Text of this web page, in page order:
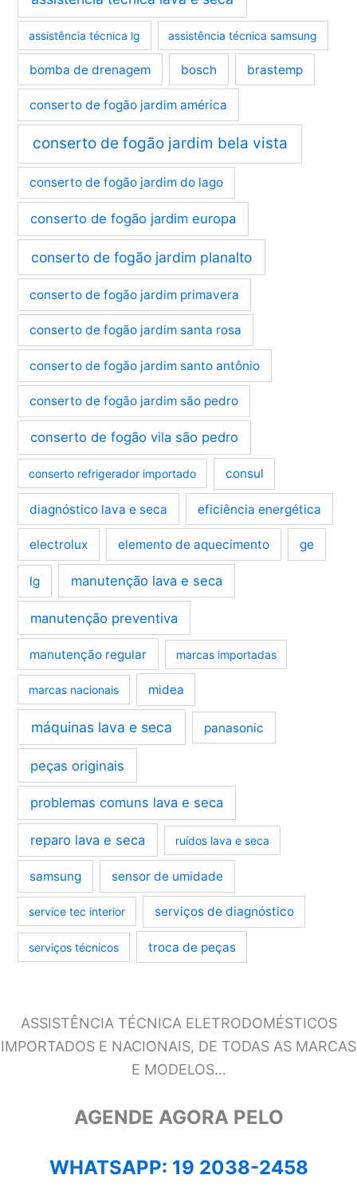
assistência técnica lg assistência técnica samsung
bomba de drenagem bosch brastemp
conserto de fogão jardim américa
conserto de fogão jardim bela vista
conserto de fogão jardim do lago
conserto de fogão jardim europa
conserto de fogão jardim planalto
conserto de fogão jardim primavera
conserto de fogão jardim santa rosa
conserto de fogão jardim santo antônio
conserto de fogão jardim são pedro
conserto de fogão vila são pedro
conserto refrigerador importado consul
diagnóstico lava e seca eficiência energética
electrolux elemento de aquecimento ge
lg manutenção lava e seca
manutenção preventiva
manutenção regular marcas importadas
marcas nacionais midea
máquinas lava e seca panasonic
peças originais
problemas comuns lava e seca
reparo lava e seca ruídos lava e seca
samsung sensor de umidade
service tec interior serviços de diagnóstico
serviços técnicos troca de peças
ASSISTÊNCIA TÉCNICA ELETRODOMÉSTICOS
IMPORTADOS E NACIONAIS, DE TODAS AS MARCAS
E MODELOS…
AGENDE AGORA PELO
WHATSAPP: 19 2038-2458